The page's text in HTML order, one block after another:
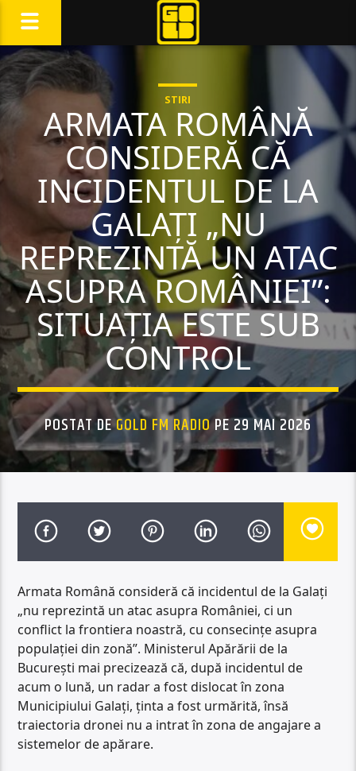
STIRI
ARMATA ROMÂNĂ
CONSIDERĂ CĂ
INCIDENTUL DE LA
GALAȚI „NU
REPREZINTĂ UN ATAC
ASUPRA ROMÂNIEI”:
SITUAȚIA ESTE SUB
CONTROL
POSTAT DEGOLD FM RADIOPE 29 MAI 2026
Armata Română consideră că incidentul de la Galați
„nu reprezintă un atac asupra României, ci un
conflict la frontiera noastră, cu consecințe asupra
populației din zonă”. Ministerul Apărării de la
București mai precizează că, după incidentul de
acum o lună, un radar a fost dislocat în zona
Municipiului Galați, ținta a fost urmărită, însă
traiectoria dronei nu a intrat în zona de angajare a
sistemelor de apărare.